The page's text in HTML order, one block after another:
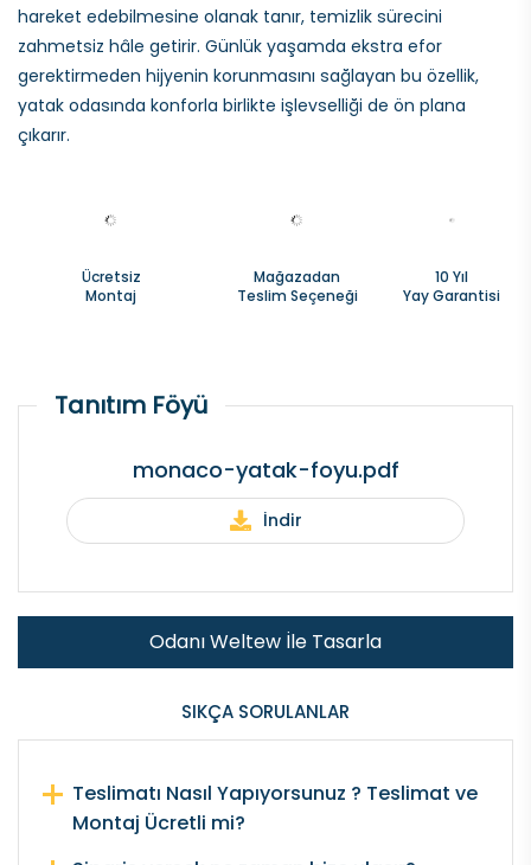
hareket edebilmesine olanak tanır, temizlik sürecini
zahmetsiz hâle getirir. Günlük yaşamda ekstra efor
gerektirmeden hijyenin korunmasını sağlayan bu özellik,
yatak odasında konforla birlikte işlevselliği de ön plana
çıkarır.
Ücretsiz
Montaj
Mağazadan
Teslim Seçeneği
10 Yıl
Yay Garantisi
monaco-yatak-foyu.pdf
İndir
Odanı Weltew İle Tasarla
SIKÇA SORULANLAR
Teslimatı Nasıl Yapıyorsunuz ? Teslimat ve
Montaj Ücretli mi?